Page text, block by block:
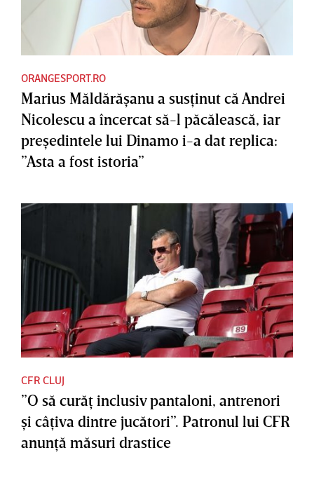
ORANGESPORT.RO
Marius Măldărăşanu a susţinut că Andrei
Nicolescu a încercat să-l păcălească, iar
preşedintele lui Dinamo i-a dat replica:
”Asta a fost istoria”
CFR CLUJ
”O să curăţ inclusiv pantaloni, antrenori
şi câţiva dintre jucători”. Patronul lui CFR
anunţă măsuri drastice